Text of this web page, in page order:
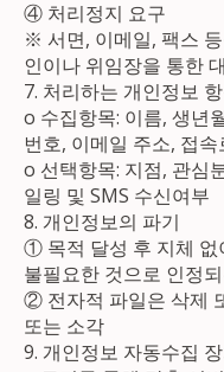
④ 처리정지 요구
※ 서면, 이메일, 팩스
인이나 위임장을 통한
7. 처리하는 개인정보
ο 수집항목: 이름, 생년
번호, 이메일 주소, 접
ο 선택항목: 지점, 관심
일링 및 SMS 수신여부
8. 개인정보의 파기
① 목적 달성 후 지체 없
불필요한 것으로 인정
② 전자적 파일은 삭제
또는 소각
9. 개인정보 자동수집